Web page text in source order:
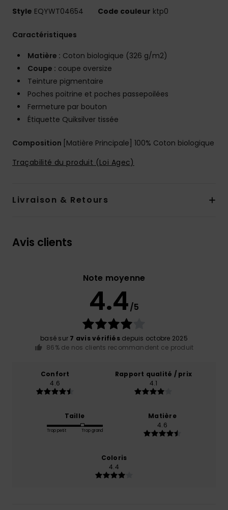
Style EQYWT04654 Code couleur ktp0
Caractéristiques
Matière : Coton biologique (326 g/m2)
Coupe : coupe oversize
Teinture pigmentaire
Poches poitrine et poches passepoilées
Fermeture par bouton
Étiquette Quiksilver tissée
Composition [Matière Principale] 100% Coton biologique
Traçabilité du produit (Loi Agec)
Livraison & Retours
Avis clients
Note moyenne
4.4/5
basé sur 7 avis vérifiésdepuis octobre 2025
86% de nos clients recommandent ce produit
Confort
4.6
Rapport qualité / prix
4.1
Taille
Trop petit Trop grand
Matière
4.6
Coloris
4.4